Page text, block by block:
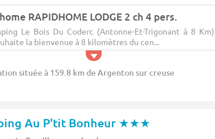
RAPIDHOME LODGE 2 ch 4 pers.
Le Bois Du Coderc (Antonne-Et-Trigonant à 8 Km)
la bienvenue à 8 kilomètres du cen...
située à 159.8 km de Argenton sur creuse
Au P'tit Bonheur ★★★